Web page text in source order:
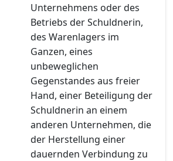
Unternehmens oder des
Betriebs der Schuldnerin,
des Warenlagers im
Ganzen, eines
unbeweglichen
Gegenstandes aus freier
Hand, einer Beteiligung der
Schuldnerin an einem
anderen Unternehmen, die
der Herstellung einer
dauernden Verbindung zu